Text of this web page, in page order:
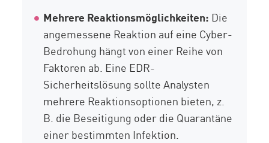
Mehrere Reaktionsmöglichkeiten: Die
angemessene Reaktion auf eine Cyber-
Bedrohung hängt von einer Reihe von
Faktoren ab. Eine EDR-
Sicherheitslösung sollte Analysten
mehrere Reaktionsoptionen bieten, z.
B. die Beseitigung oder die Quarantäne
einer bestimmten Infektion.